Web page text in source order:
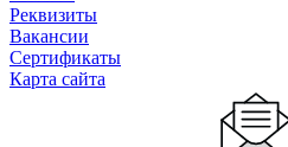
Реквизиты
Вакансии
Сертификаты
Карта сайта